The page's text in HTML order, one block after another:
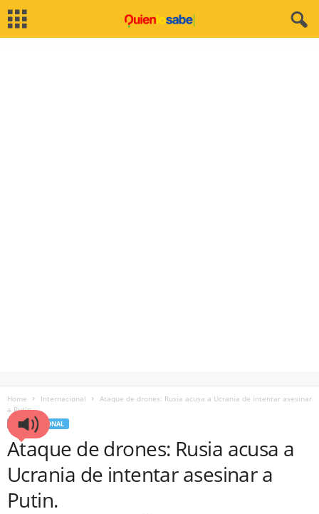
Home Internacional
Ataque de drones: Rusia acusa a Ucrania de intentar asesinar
a Putin.
INTERNACIONAL
Ataque de drones: Rusia acusa a
Ucrania de intentar asesinar a
Putin.